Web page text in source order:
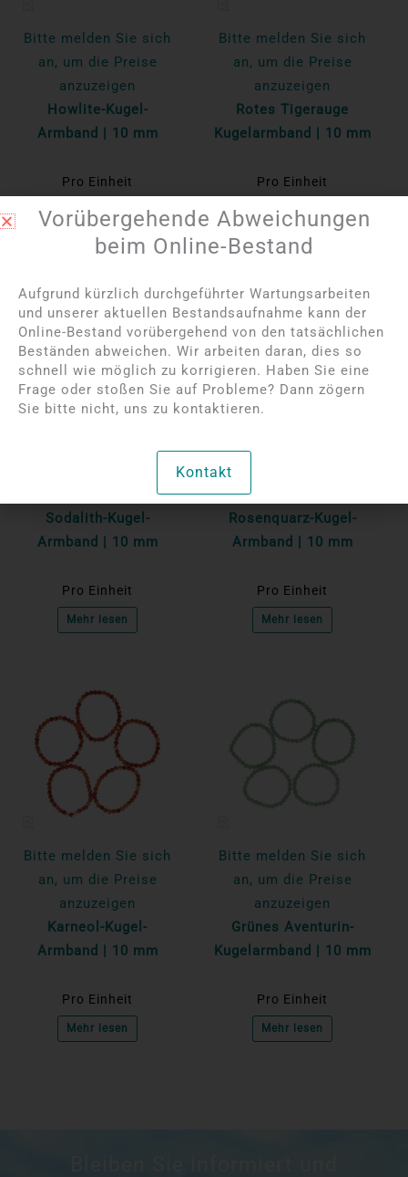
Bitte melden Sie sich
an, um die Preise
anzuzeigen
Howlite-Kugel-
Armband | 10 mm
Pro Einheit
Mehr lesen
Bitte melden Sie sich
an, um die Preise
anzuzeigen
Rotes Tigerauge
Kugelarmband | 10 mm
Pro Einheit
Mehr lesen
Bitte melden Sie sich
Sodalith-Kugel-
Armband | 10 mm
Pro Einheit
Mehr lesen
Bitte melden Sie sich
Rosenquarz-Kugel-
Armband | 10 mm
Pro Einheit
Mehr lesen
Bitte melden Sie sich
an, um die Preise
anzuzeigen
Karneol-Kugel-
Armband | 10 mm
Pro Einheit
Mehr lesen
Bitte melden Sie sich
an, um die Preise
anzuzeigen
Grünes Aventurin-
Kugelarmband | 10 mm
Pro Einheit
Mehr lesen
Vorübergehende Abweichungen
beim Online-Bestand
Aufgrund kürzlich durchgeführter Wartungsarbeiten
und unserer aktuellen Bestandsaufnahme kann der
Online-Bestand vorübergehend von den tatsächlichen
Beständen abweichen. Wir arbeiten daran, dies so
schnell wie möglich zu korrigieren. Haben Sie eine
Frage oder stoßen Sie auf Probleme? Dann zögern
Sie bitte nicht, uns zu kontaktieren.
Kontakt